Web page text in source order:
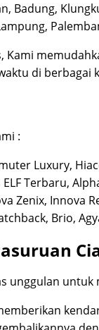
Badung,
Kami
di berbagai
:
Luxury,
ELF Terbaru,
Zenix, Innova
Brio,
unggulan